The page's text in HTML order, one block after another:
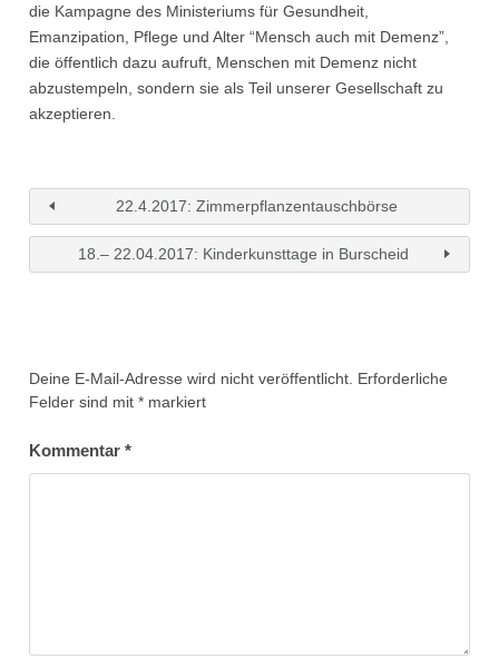
die Kampagne des Ministeriums für Gesundheit,
Emanzipation, Pflege und Alter “Mensch auch mit Demenz”,
die öffentlich dazu aufruft, Menschen mit Demenz nicht
abzustempeln, sondern sie als Teil unserer Gesellschaft zu
akzeptieren.
22.4.2017: Zimmerpflanzentauschbörse
18.– 22.04.2017: Kinderkunsttage in Burscheid
Deine E-Mail-Adresse wird nicht veröffentlicht. Erforderliche
Felder sind mit * markiert
Kommentar *